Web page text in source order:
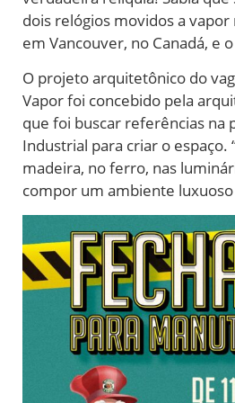
dois relógios movidos a
em Vancouver, no Canadá, e
O projeto arquitetônico do
Vapor foi concebido pela
que foi buscar referências na
Industrial para criar o espaço.
madeira, no ferro, nas
compor um ambiente luxuoso